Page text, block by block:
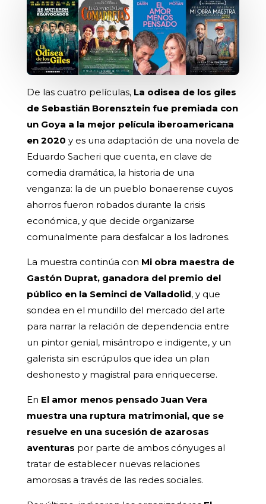
De las cuatro películas, La odisea de los giles
de Sebastián Borensztein fue premiada con
un Goya a la mejor película iberoamericana
en 2020 y es una adaptación de una novela de
Eduardo Sacheri que cuenta, en clave de
comedia dramática, la historia de una
venganza: la de un pueblo bonaerense cuyos
ahorros fueron robados durante la crisis
económica, y que decide organizarse
comunalmente para desfalcar a los ladrones.
La muestra continúa con Mi obra maestra de
Gastón Duprat, ganadora del premio del
público en la Seminci de Valladolid, y que
sondea en el mundillo del mercado del arte
para narrar la relación de dependencia entre
un pintor genial, misántropo e indigente, y un
galerista sin escrúpulos que idea un plan
deshonesto y magistral para enriquecerse.
En El amor menos pensado Juan Vera
muestra una ruptura matrimonial, que se
resuelve en una sucesión de azarosas
aventuras por parte de ambos cónyuges al
tratar de establecer nuevas relaciones
amorosas a través de las redes sociales.